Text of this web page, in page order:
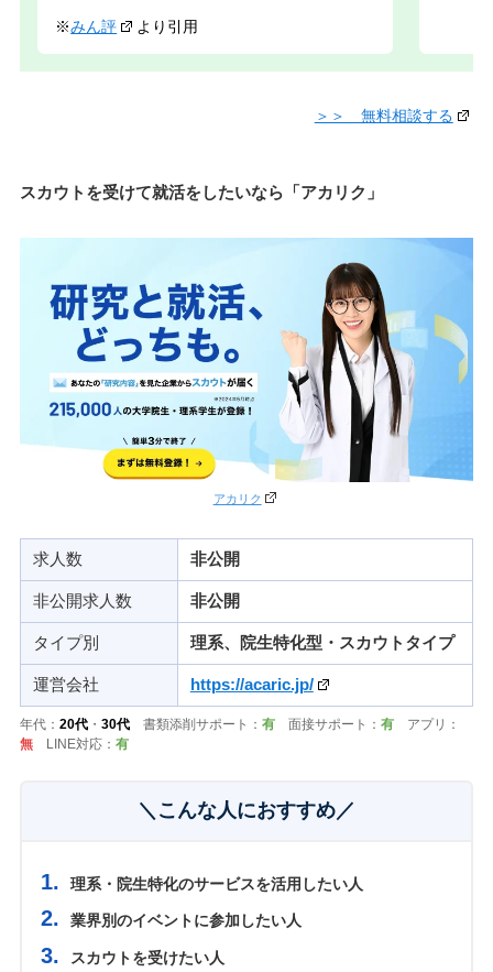
※みん評 より引用
＞＞ 無料相談する
スカウトを受けて就活をしたいなら「アカリク」
アカリク
求人数 非公開
非公開求人数 非公開
タイプ別 理系、院生特化型・スカウトタイプ
運営会社 https://acaric.jp/
年代： 20代・ 30代書類添削サポート： 有面接サポート： 有アプリ：
無LINE対応： 有
＼こんな人におすすめ／
理系・院生特化のサービスを活用したい人
業界別のイベントに参加したい人
スカウトを受けたい人